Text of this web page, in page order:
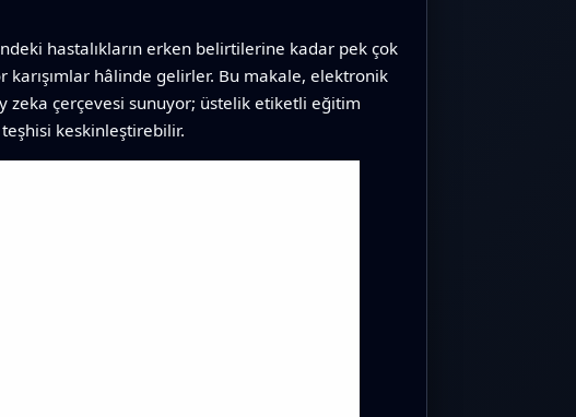
hastalıkların erken belirtilerine kadar pek çok
hâlinde gelirler. Bu makale, elektronik
zeka çerçevesi sunuyor; üstelik etiketli eğitim
keskinleştirebilir.